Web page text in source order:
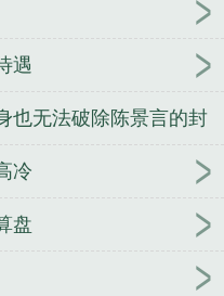
遇
也无法破除陈景言的封
冷
盘